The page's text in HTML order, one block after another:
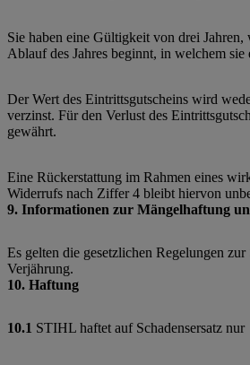
Sie haben eine Gültigkeit von drei
Ablauf des Jahres beginnt, in welchem
Der Wert des Eintrittsgutscheins wird
verzinst. Für den Verlust des
gewährt.
Eine Rückerstattung im Rahmen eines
Widerrufs nach Ziffer 4 bleibt hiervon
9. Informationen zur Mängelhaftung
Es gelten die gesetzlichen Regelungen
Verjährung.
10. Haftung
10.1 STIHL haftet auf Schadensersatz nur